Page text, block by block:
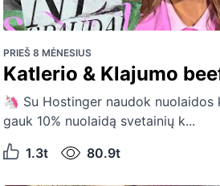
PRIEŠ 8 MĖNESIUS
Katlerio & Klajumo
🦄 Su Hostinger naudok nuolaidos
gauk 10% nuolaidą svetainių k...
1.3t
80.9t